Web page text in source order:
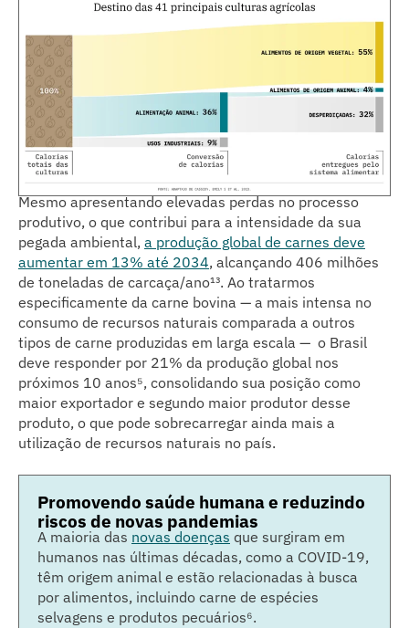
Mesmo apresentando elevadas perdas no processo
produtivo, o que contribui para a intensidade da sua
pegada ambiental, a produção global de carnes deve
aumentar em 13% até 2034, alcançando 406 milhões
de toneladas de carcaça/ano¹³. Ao tratarmos
especificamente da carne bovina — a mais intensa no
consumo de recursos naturais comparada a outros
tipos de carne produzidas em larga escala — o Brasil
deve responder por 21% da produção global nos
próximos 10 anos⁵, consolidando sua posição como
maior exportador e segundo maior produtor desse
produto, o que pode sobrecarregar ainda mais a
utilização de recursos naturais no país.
Promovendo saúde humana e reduzindo
riscos de novas pandemias
A maioria das novas doenças que surgiram em
humanos nas últimas décadas, como a COVID-19,
têm origem animal e estão relacionadas à busca
por alimentos, incluindo carne de espécies
selvagens e produtos pecuários⁶.